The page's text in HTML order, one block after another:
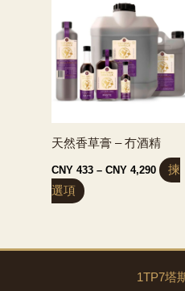
有
多
個
變
選
項
天然香草膏 – 冇酒精
CNY433 – CNY4,290價
格
CNY
揀
選項
呢
品
1TP7塔